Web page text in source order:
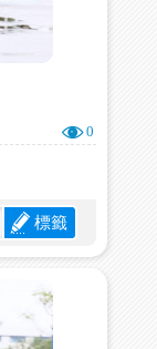
0
標籤